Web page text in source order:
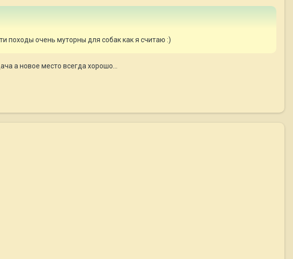
походы очень муторны для собак как я считаю :)
а новое место всегда хорошо...